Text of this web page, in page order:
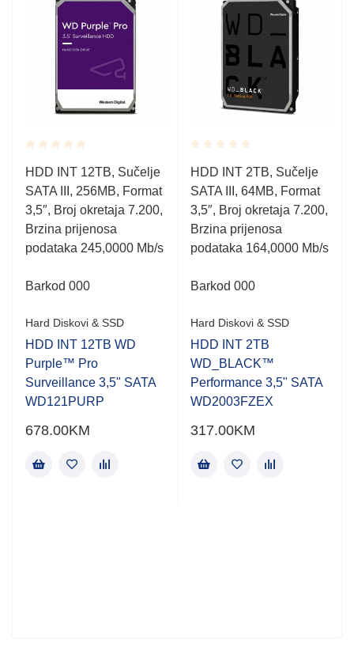
Rated
0.001
out
of
5
HDD INT 12TB, Sučelje
SATA III, 256MB, Format
3,5″, Broj okretaja 7.200,
Brzina prijenosa
podataka 245,0000 Mb/s
Barkod 000
Hard Diskovi & SSD
HDD INT 12TB WD
Purple™ Pro
Surveillance 3,5" SATA
WD121PURP
678.00KM
Rated
0.001
out
of
5
HDD INT 2TB, Sučelje
SATA III, 64MB, Format
3,5″, Broj okretaja 7.200,
Brzina prijenosa
podataka 164,0000 Mb/s
Barkod 000
Hard Diskovi & SSD
HDD INT 2TB
WD_BLACK™
Performance 3,5" SATA
WD2003FZEX
317.00KM